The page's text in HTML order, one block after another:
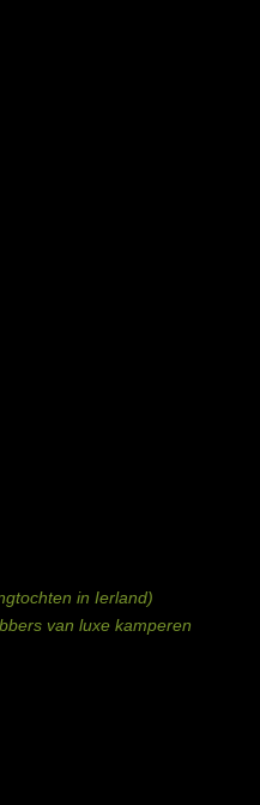
in Ierland)
van luxe kamperen